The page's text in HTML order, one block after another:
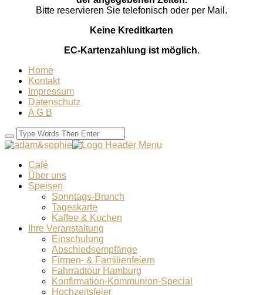
Bitte reservieren Sie telefonisch oder per Mail.
Keine Kreditkarten
EC-Kartenzahlung ist möglich.
Home
Kontakt
Impressum
Datenschutz
A G B
Café
Über uns
Speisen
Sonntags-Brunch
Tageskarte
Kaffee & Kuchen
Ihre Veranstaltung
Einschulung
Abschiedsempfänge
Firmen- & Familienfeiern
Fahrradtour Hamburg
Konfirmation-Kommunion-Special
Hochzeitsfeier